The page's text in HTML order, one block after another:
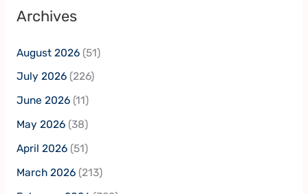
Archives
August 2026(51)
July 2026(226)
June 2026(11)
May 2026(38)
April 2026(51)
March 2026(213)